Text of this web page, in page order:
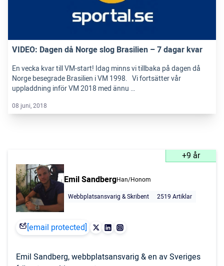
VIDEO: Dagen då Norge slog Brasilien – 7 dagar kvar
En vecka kvar till VM-start! Idag minns vi tillbaka på dagen då
Norge besegrade Brasilien i VM 1998. Vi fortsätter vår
uppladdning inför VM 2018 med ännu …
08 juni, 2018
+9 år
Emil SandbergHan/Honom
Webbplatsansvarig & Skribent
2519 Artiklar
[email protected]
Emil Sandberg, webbplatsansvarig & en av Sveriges